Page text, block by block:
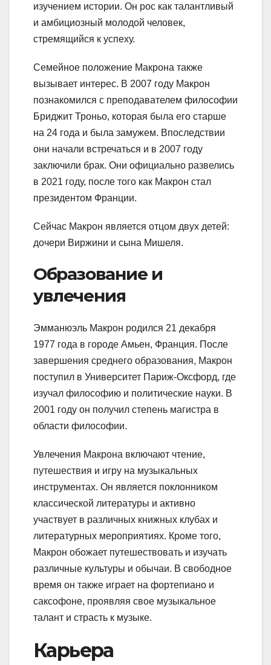
изучением истории. Он рос как талантливый
и амбициозный молодой человек,
стремящийся к успеху.
Семейное положение Макрона также
вызывает интерес. В 2007 году Макрон
познакомился с преподавателем философии
Бриджит Троньо, которая была его старше
на 24 года и была замужем. Впоследствии
они начали встречаться и в 2007 году
заключили брак. Они официально развелись
в 2021 году, после того как Макрон стал
президентом Франции.
Сейчас Макрон является отцом двух детей:
дочери Виржини и сына Мишеля.
Образование и
увлечения
Эмманюэль Макрон родился 21 декабря
1977 года в городе Амьен, Франция. После
завершения среднего образования, Макрон
поступил в Университет Париж-Оксфорд, где
изучал философию и политические науки. В
2001 году он получил степень магистра в
области философии.
Увлечения Макрона включают чтение,
путешествия и игру на музыкальных
инструментах. Он является поклонником
классической литературы и активно
участвует в различных книжных клубах и
литературных мероприятиях. Кроме того,
Макрон обожает путешествовать и изучать
различные культуры и обычаи. В свободное
время он также играет на фортепиано и
саксофоне, проявляя свое музыкальное
талант и страсть к музыке.
Карьера